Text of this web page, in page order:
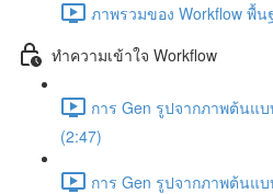
ภาพรวมของ Workflow พื้น
ทำความเข้าใจ Workflow
การ Gen รูปจากภาพต้นแบ
(2:47)
การ Gen รูปจากภาพต้นแ